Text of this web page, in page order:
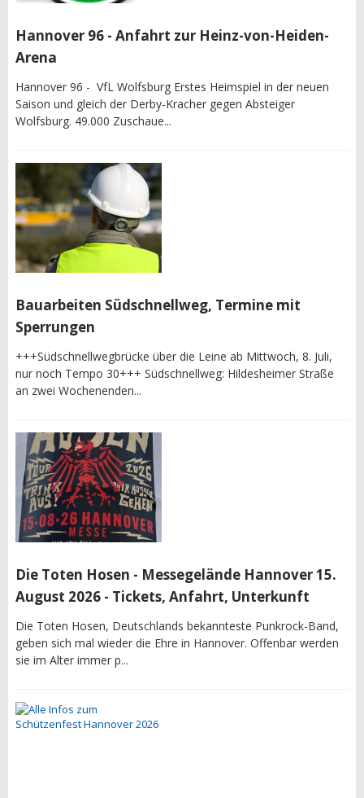
Hannover 96 - Anfahrt zur Heinz-von-Heiden-
Arena
Hannover 96 - VfL Wolfsburg Erstes Heimspiel in der neuen
Saison und gleich der Derby-Kracher gegen Absteiger
Wolfsburg. 49.000 Zuschaue...
Bauarbeiten Südschnellweg, Termine mit
Sperrungen
+++Südschnellwegbrücke über die Leine ab Mittwoch, 8. Juli,
nur noch Tempo 30+++ Südschnellweg: Hildesheimer Straße
an zwei Wochenenden...
Die Toten Hosen - Messegelände Hannover 15.
August 2026 - Tickets, Anfahrt, Unterkunft
Die Toten Hosen, Deutschlands bekannteste Punkrock-Band,
geben sich mal wieder die Ehre in Hannover. Offenbar werden
sie im Alter immer p...